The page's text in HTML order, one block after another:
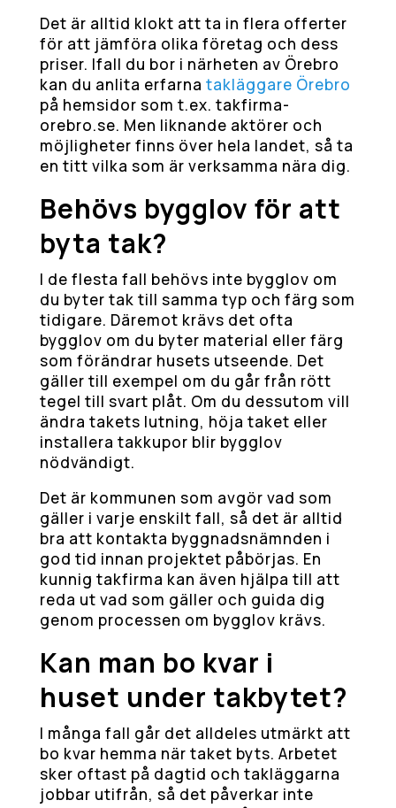
Det är alltid klokt att ta in flera offerter
för att jämföra olika företag och dess
priser. Ifall du bor i närheten av Örebro
kan du anlita erfarna takläggare Örebro
på hemsidor som t.ex. takfirma-
orebro.se. Men liknande aktörer och
möjligheter finns över hela landet, så ta
en titt vilka som är verksamma nära dig.
Behövs bygglov för att
byta tak?
I de flesta fall behövs inte bygglov om
du byter tak till samma typ och färg som
tidigare. Däremot krävs det ofta
bygglov om du byter material eller färg
som förändrar husets utseende. Det
gäller till exempel om du går från rött
tegel till svart plåt. Om du dessutom vill
ändra takets lutning, höja taket eller
installera takkupor blir bygglov
nödvändigt.
Det är kommunen som avgör vad som
gäller i varje enskilt fall, så det är alltid
bra att kontakta byggnadsnämnden i
god tid innan projektet påbörjas. En
kunnig takfirma kan även hjälpa till att
reda ut vad som gäller och guida dig
genom processen om bygglov krävs.
Kan man bo kvar i
huset under takbytet?
I många fall går det alldeles utmärkt att
bo kvar hemma när taket byts. Arbetet
sker oftast på dagtid och takläggarna
jobbar utifrån, så det påverkar inte